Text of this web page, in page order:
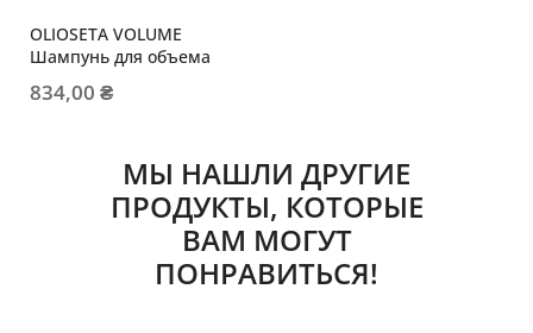
OLIOSETA VOLUME
Шампунь для объема
834,00 ₴
МЫ НАШЛИ ДРУГИЕ
ПРОДУКТЫ, КОТОРЫЕ
ВАМ МОГУТ
ПОНРАВИТЬСЯ!